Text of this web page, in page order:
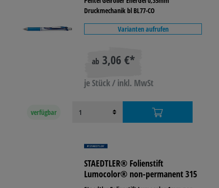
Druckmechanik bl BL77-CO
Varianten aufrufen
ab 3,06 €*
je Stück / inkl. MwSt
verfügbar
STAEDTLER® Folienstift
Lumocolor® non-permanent 315